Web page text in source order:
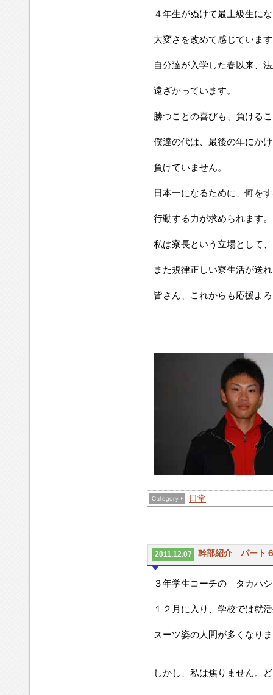
４年生がぬけて最上級生に
大変さを改めて感じていま
自分達が入学した春以来、
遠ざかっています。
勝つことの喜びも、負ける
僕達の代は、最後の年にか
負けていません。
日本一になるために、何を
行動する力が求められます。
私は寮長という立場として
また規律正しい寮生活が送
皆さん、これからも応援よ
日常
2011.12.07 幹部紹介 パート
３年学生コーチの タカハ
１２月に入り、学校では就
スーツ姿の人間が多くなり
しかし、私は焦りません。